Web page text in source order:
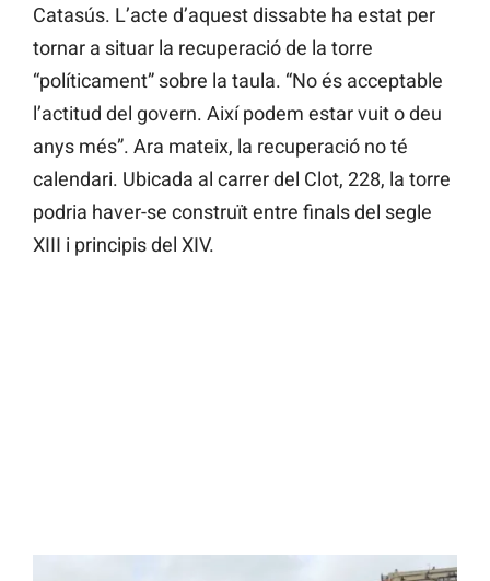
Catasús. L’acte d’aquest dissabte ha estat per
tornar a situar la recuperació de la torre
“políticament” sobre la taula. “No és acceptable
l’actitud del govern. Així podem estar vuit o deu
anys més”. Ara mateix, la recuperació no té
calendari. Ubicada al carrer del Clot, 228, la torre
podria haver-se construït entre finals del segle
XIII i principis del XIV.